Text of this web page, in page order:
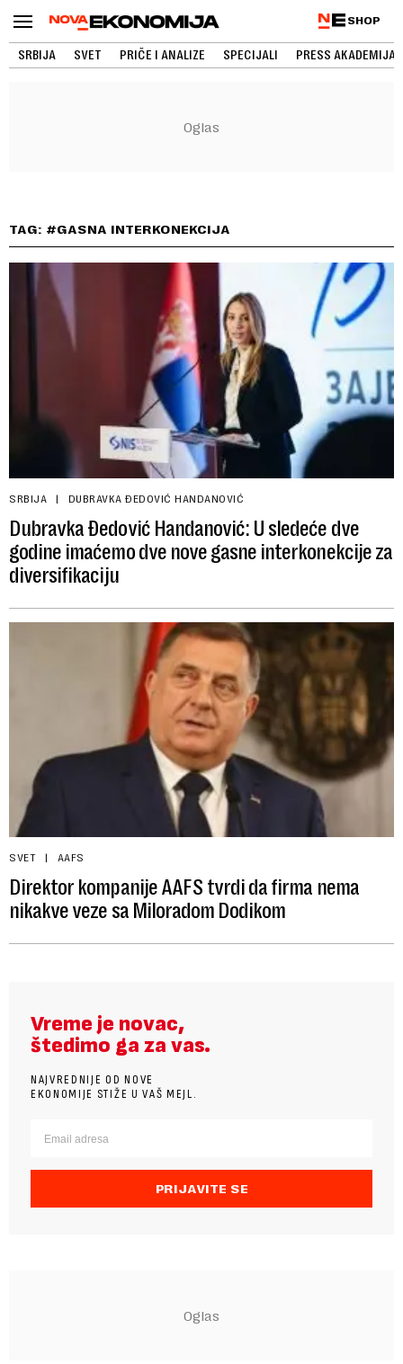
SHOP
SRBIJA SVET PRIČE I ANALIZE SPECIJALI PRESS AKADEMIJA
TAG: #GASNA INTERKONEKCIJA
SRBIJA DUBRAVKA ĐEDOVIĆ HANDANOVIĆ
Dubravka Đedović Handanović: U sledeće dve
godine imaćemo dve nove gasne interkonekcije za
diversifikaciju
SVET AAFS
Direktor kompanije AAFS tvrdi da firma nema
nikakve veze sa Miloradom Dodikom
Vreme je novac,
štedimo ga za vas.
NAJVREDNIJE OD NOVE
EKONOMIJE STIŽE U VAŠ MEJL.
PRIJAVITE SE